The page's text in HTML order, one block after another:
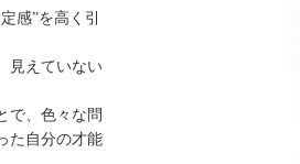
感”を高く引
見えていない
で、色々な問
た自分の才能